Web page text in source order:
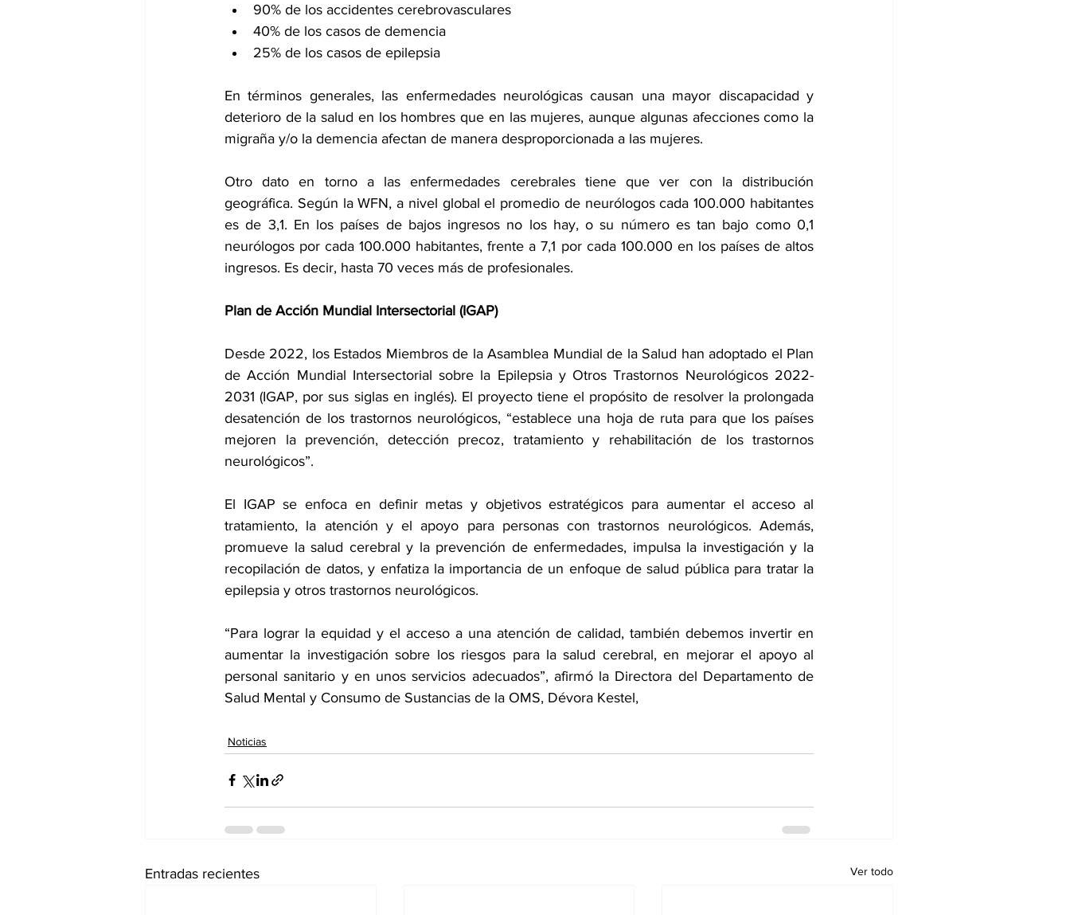
90% de los accidentes cerebrovasculares
40% de los casos de demencia
25% de los casos de epilepsia
En términos generales, las enfermedades neurológicas causan una mayor discapacidad y
deterioro de la salud en los hombres que en las mujeres, aunque algunas afecciones como la
migraña y/o la demencia afectan de manera desproporcionada a las mujeres.
Otro dato en torno a las enfermedades cerebrales tiene que ver con la distribución
geográfica. Según la WFN, a nivel global el promedio de neurólogos cada 100.000 habitantes
es de 3,1. En los países de bajos ingresos no los hay, o su número es tan bajo como 0,1
neurólogos por cada 100.000 habitantes, frente a 7,1 por cada 100.000 en los países de altos
ingresos. Es decir, hasta 70 veces más de profesionales.
Plan de Acción Mundial Intersectorial (IGAP)
Desde 2022, los Estados Miembros de la Asamblea Mundial de la Salud han adoptado el Plan
de Acción Mundial Intersectorial sobre la Epilepsia y Otros Trastornos Neurológicos 2022-
2031 (IGAP, por sus siglas en inglés). El proyecto tiene el propósito de resolver la prolongada
desatención de los trastornos neurológicos, “establece una hoja de ruta para que los países
mejoren la prevención, detección precoz, tratamiento y rehabilitación de los trastornos
neurológicos”.
El IGAP se enfoca en definir metas y objetivos estratégicos para aumentar el acceso al
tratamiento, la atención y el apoyo para personas con trastornos neurológicos. Además,
promueve la salud cerebral y la prevención de enfermedades, impulsa la investigación y la
recopilación de datos, y enfatiza la importancia de un enfoque de salud pública para tratar la
epilepsia y otros trastornos neurológicos.
“Para lograr la equidad y el acceso a una atención de calidad, también debemos invertir en
aumentar la investigación sobre los riesgos para la salud cerebral, en mejorar el apoyo al
personal sanitario y en unos servicios adecuados”, afirmó la Directora del Departamento de
Salud Mental y Consumo de Sustancias de la OMS, Dévora Kestel,
Noticias
Entradas recientes Ver todo